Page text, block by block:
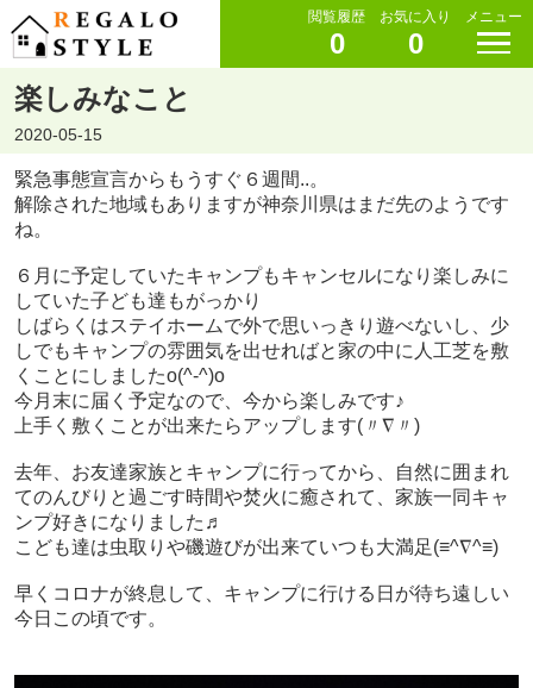
閲覧履歴
0
お気に入り
0
メニュー
楽しみなこと
2020-05-15
緊急事態宣言からもうすぐ６週間..。
解除された地域もありますが神奈川県はまだ先のようです
ね。
６月に予定していたキャンプもキャンセルになり楽しみに
していた子ども達もがっかり
しばらくはステイホームで外で思いっきり遊べないし、少
しでもキャンプの雰囲気を出せればと家の中に人工芝を敷
くことにしましたo(^-^)o
今月末に届く予定なので、今から楽しみです♪
上手く敷くことが出来たらアップします(〃∇〃)
去年、お友達家族とキャンプに行ってから、自然に囲まれ
てのんびりと過ごす時間や焚火に癒されて、家族一同キャ
ンプ好きになりました♬
こども達は虫取りや磯遊びが出来ていつも大満足(≡^∇^≡)
早くコロナが終息して、キャンプに行ける日が待ち遠しい
今日この頃です。